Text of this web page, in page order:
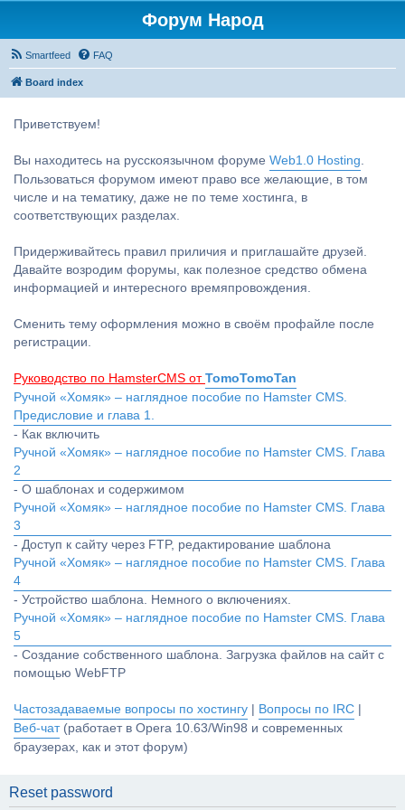
Форум Народ
Smartfeed FAQ
Board index
Приветствуем!
Вы находитесь на русскоязычном форуме Web1.0 Hosting.
Пользоваться форумом имеют право все желающие, в том
числе и на тематику, даже не по теме хостинга, в
соответствующих разделах.
Придерживайтесь правил приличия и приглашайте друзей.
Давайте возродим форумы, как полезное средство обмена
информацией и интересного времяпровождения.
Сменить тему оформления можно в своём профайле после
регистрации.
Руководство по HamsterCMS от TomoTomoTan
Ручной «Хомяк» – наглядное пособие по Hamster CMS.
Предисловие и глава 1.
- Как включить
Ручной «Хомяк» – наглядное пособие по Hamster CMS. Глава
2
- О шаблонах и содержимом
Ручной «Хомяк» – наглядное пособие по Hamster CMS. Глава
3
- Доступ к сайту через FTP, редактирование шаблона
Ручной «Хомяк» – наглядное пособие по Hamster CMS. Глава
4
- Устройство шаблона. Немного о включениях.
Ручной «Хомяк» – наглядное пособие по Hamster CMS. Глава
5
- Создание собственного шаблона. Загрузка файлов на сайт с
помощью WebFTP
Частозадаваемые вопросы по хостингу Вопросы по IRC
Веб-чат(работает в Opera 10.63/Win98 и современных
браузерах, как и этот форум)
Reset password